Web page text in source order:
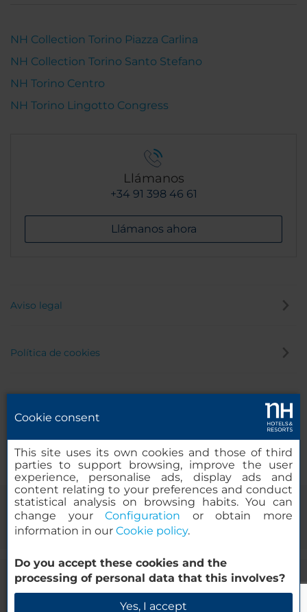
NH Collection Torino Piazza Carlina
NH Collection Torino Santo Stefano
NH Torino Centro
NH Torino Lingotto Congress
Llámanos
+34 91 398 46 61
Llámanos ahora
Aviso legal
Política de cookies
Canal de denuncias
© 2000-2026 MINOR HOTELS EUROPE & AMERICAS Santa Engracia,
Cookie consent
This site uses its own cookies and those of third
parties to support browsing, improve the user
experience, personalise ads, display ads and
content relating to your preferences and conduct
statistical analysis on browsing habits. You can
change yourConfiguration or obtain more
information in our Cookie policy.
Do you accept these cookies and the
processing of personal data that this involves?
Yes, I accept